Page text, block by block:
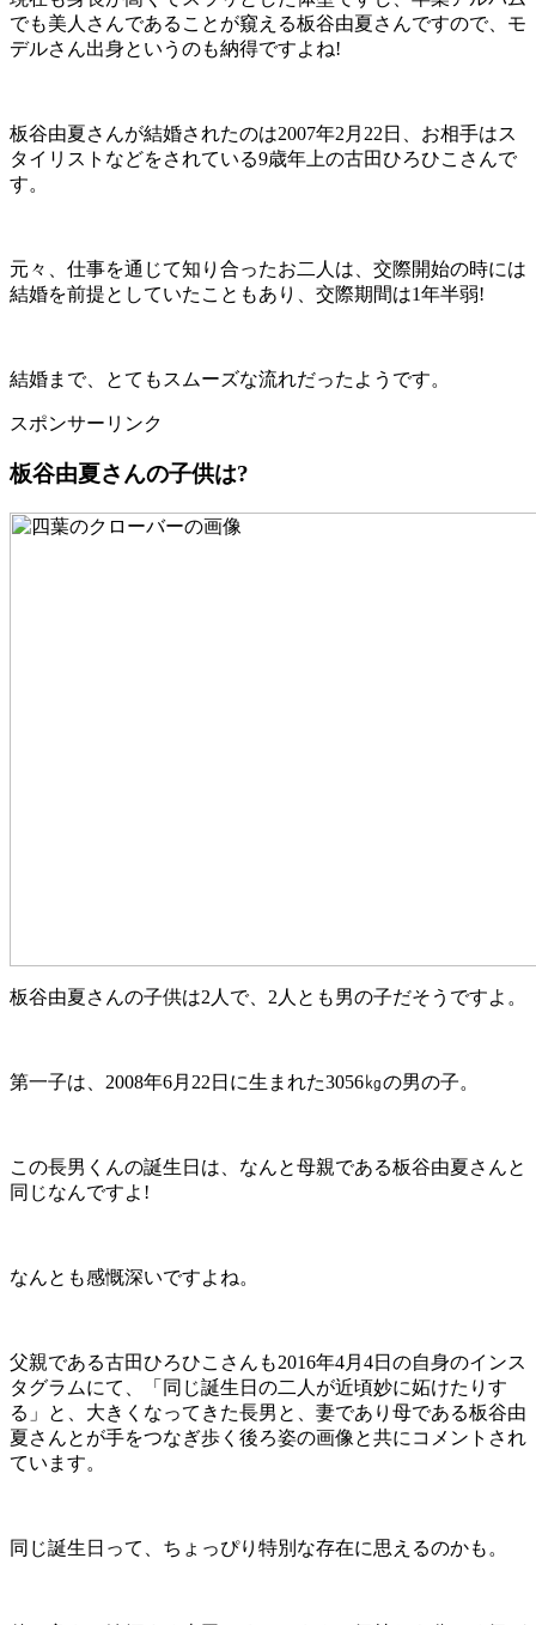
でも美人さんであることが窺える板谷由夏さんですので、モ
デルさん出身というのも納得ですよね!
板谷由夏さんが結婚されたのは2007年2月22日、お相手はス
タイリストなどをされている9歳年上の古田ひろひこさんで
す。
元々、仕事を通じて知り合ったお二人は、交際開始の時には
結婚を前提としていたこともあり、交際期間は1年半弱!
結婚まで、とてもスムーズな流れだったようです。
スポンサーリンク
板谷由夏さんの子供は?
板谷由夏さんの子供は2人で、2人とも男の子だそうですよ。
第一子は、2008年6月22日に生まれた3056㎏の男の子。
この長男くんの誕生日は、なんと母親である板谷由夏さんと
同じなんですよ!
なんとも感慨深いですよね。
父親である古田ひろひこさんも2016年4月4日の自身のインス
タグラムにて、「同じ誕生日の二人が近頃妙に妬けたりす
る」と、大きくなってきた長男と、妻であり母である板谷由
夏さんとが手をつなぎ歩く後ろ姿の画像と共にコメントされ
ています。
同じ誕生日って、ちょっぴり特別な存在に思えるのかも。